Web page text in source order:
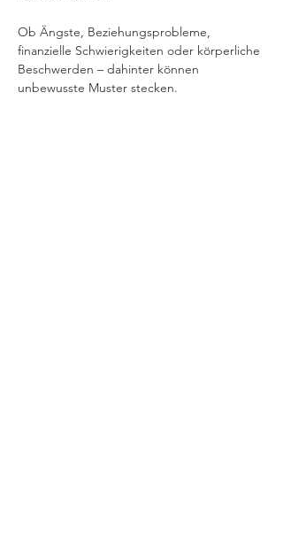
Ob Ängste, Beziehungsprobleme,
finanzielle Schwierigkeiten oder körperliche
Beschwerden – dahinter können
unbewusste Muster stecken.